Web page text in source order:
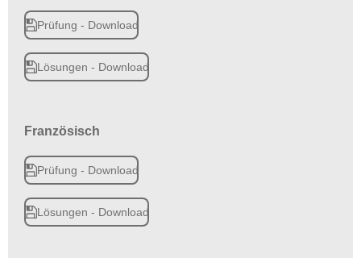
Prüfung - Download
Lösungen - Download
Französisch
Prüfung - Download
Lösungen - Download